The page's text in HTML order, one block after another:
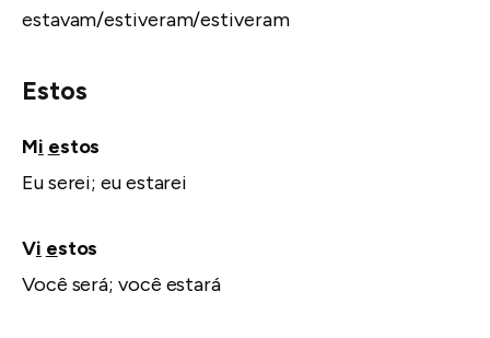
estavam/estiveram/estiveram
Estos
Mi estos
Eu serei; eu estarei
Vi estos
Você será; você estará